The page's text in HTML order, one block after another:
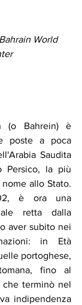
World
(o Bahrein) è
poste a poca
Saudita
Persico, la più
allo Stato.
è ora una
retta dalla
aver subito nei
in Età
portoghese,
fino al
che terminò nel
indipendenza